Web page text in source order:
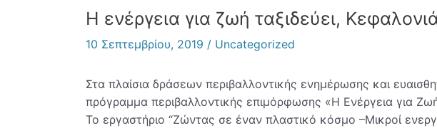
Η ενέργεια για ζωή ταξιδεύει,
10 Σεπτεμβρίου, 2019 / Uncategorized
Στα πλαίσια δράσεων περιβαλλοντικής ενημέρωσης και
πρόγραμμα περιβαλλοντικής επιμόρφωσης «Η Ενέργεια για
Το εργαστήριο “Ζώντας σε έναν πλαστικό κόσμο –Μικροί